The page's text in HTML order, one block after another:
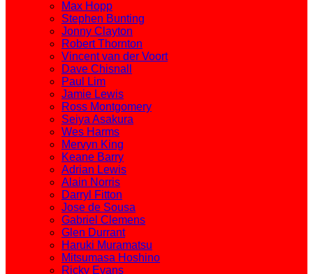
Max Hopp
Stephen Bunting
Jonny Clayton
Robert Thornton
Vincent van der Voort
Dave Chisnall
Paul Lim
Jamie Lewis
Ross Montgomery
Seiya Asakura
Wes Harms
Mervyn King
Keane Barry
Adrian Lewis
Alain Norris
Darryl Fitton
Jose de Sousa
Gabriel Clemens
Glen Durrant
Haruki Muramatsu
Mitsumasa Hoshino
Ricky Evans